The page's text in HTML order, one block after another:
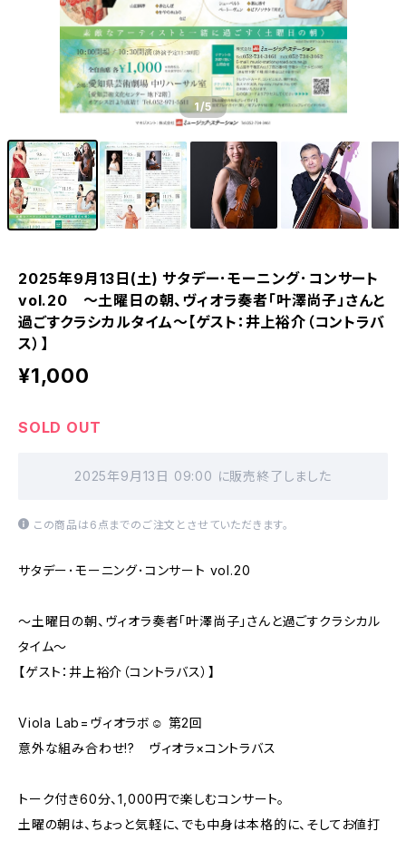
1/5
2025年9月13日(土) サタデー･モーニング･コンサート
vol.20 〜土曜日の朝、ヴィオラ奏者「叶澤尚子」さんと
過ごすクラシカルタイム〜【ゲスト：井上裕介（コントラバ
ス）】
¥1,000
SOLD OUT
2025年9月13日 09:00 に販売終了しました
この商品は6点までのご注文とさせていただきます。
サタデー･モーニング･コンサート vol.20
〜土曜日の朝、ヴィオラ奏者「叶澤尚子」さんと過ごすクラシカル
タイム〜
【ゲスト：井上裕介（コントラバス）】
Viola Lab=ヴィオラボ☺︎ 第2回
意外な組み合わせ!? ヴィオラ×コントラバス
トーク付き60分、1,000円で楽しむコンサート。
土曜の朝は、ちょっと気軽に、でも中身は本格的に、そしてお値打